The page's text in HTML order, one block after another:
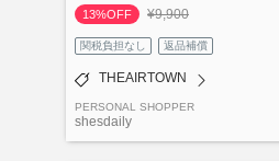
13%OFF
¥9,900
関税負担なし 返品補償
THEAIRTOWN
PERSONAL SHOPPER
shesdaily